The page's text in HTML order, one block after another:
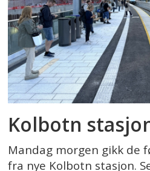
Kolbotn
Mandag morgen gikk de
fra nye Kolbotn stasjon.